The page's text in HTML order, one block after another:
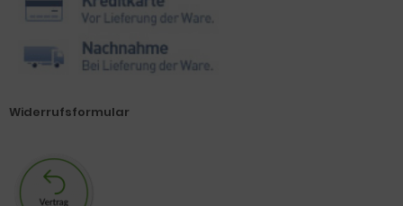
Widerrufsformular